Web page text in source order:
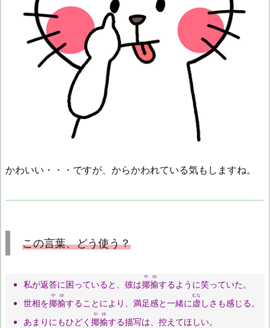
かわいい・・・ですが、からかわれている気もしますね。
この言葉、どう使う？
私が返答に困っていると、彼は揶揄
やゆ
するように笑っていた。
世相を揶揄
やゆ
することにより、満足感と一緒に虚
むな
しさも感じる。
あまりにもひどく 揶揄
やゆ
する描写は、控えてほしい。